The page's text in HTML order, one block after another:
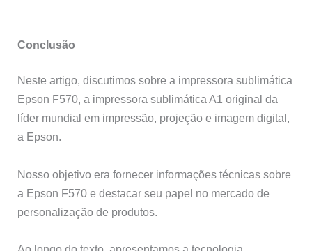
Conclusão
Neste artigo, discutimos sobre a impressora sublimática
Epson F570, a impressora sublimática A1 original da
líder mundial em impressão, projeção e imagem digital,
a Epson.
Nosso objetivo era fornecer informações técnicas sobre
a Epson F570 e destacar seu papel no mercado de
personalização de produtos.